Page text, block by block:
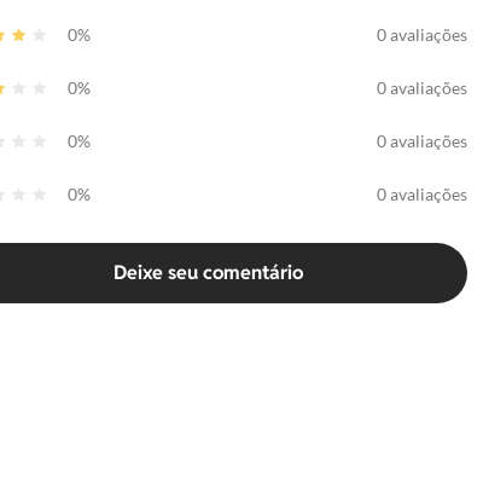
0% 0 avaliações
0% 0 avaliações
0% 0 avaliações
0% 0 avaliações
Deixe seu comentário